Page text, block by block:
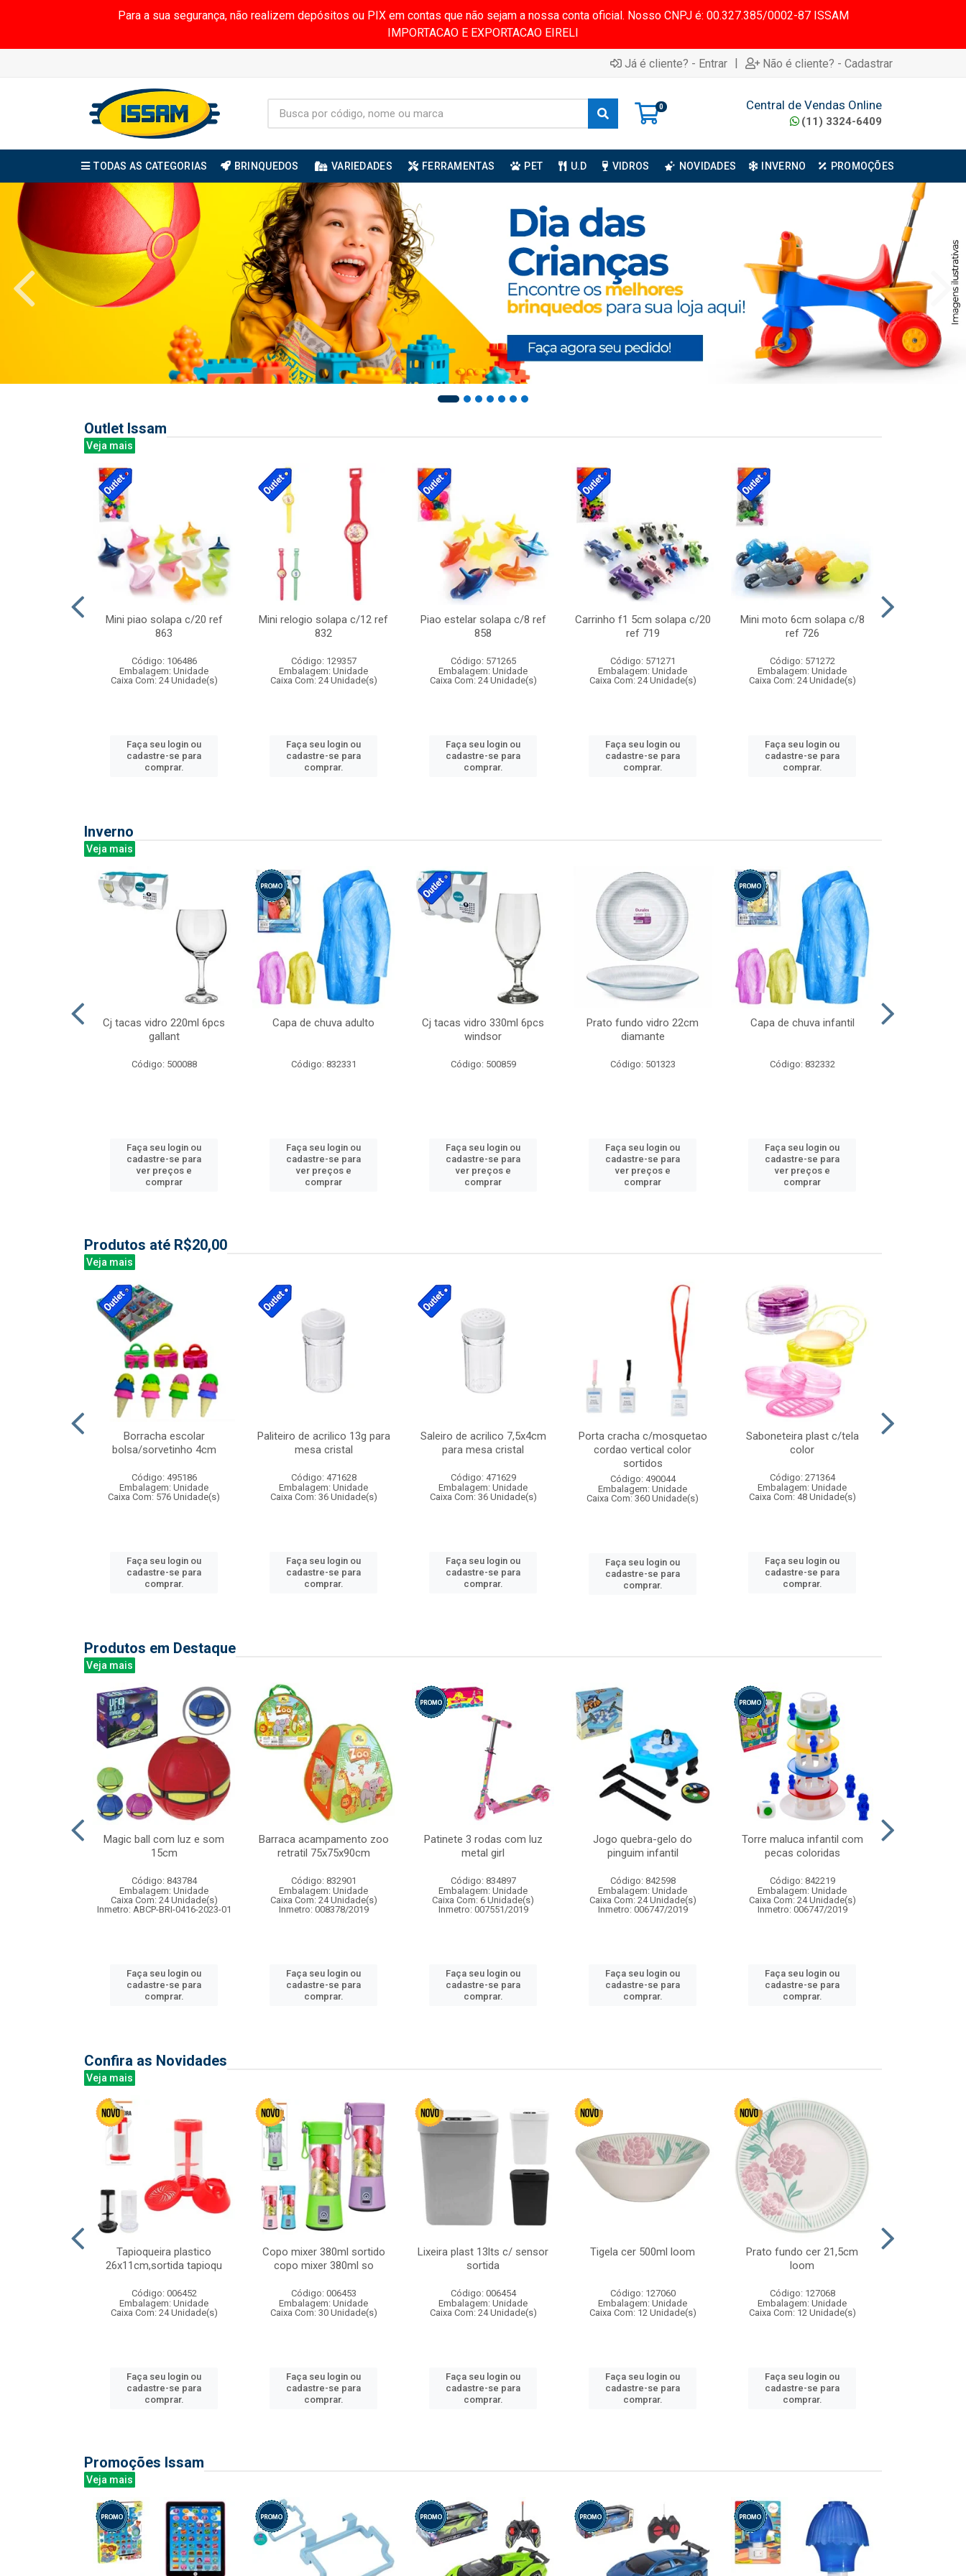
Para a sua segurança, não realizem depósitos ou PIX em contas que não sejam a nossa conta oficial. Nosso CNPJ é: 00.327.385/0002-87 ISSAM
IMPORTACAO E EXPORTACAO EIRELI
Já é cliente? - Entrar | Não é cliente? - Cadastrar
0 Central de Vendas Online
(11) 3324-6409
TODAS AS CATEGORIAS BRINQUEDOS VARIEDADES FERRAMENTAS PET U.D VIDROS NOVIDADES INVERNO PROMOÇÕES
Outlet Issam
Veja mais
Mini piao solapa c/20 ref
863
Código: 106486
Embalagem: Unidade
Caixa Com: 24 Unidade(s)
Faça seu login ou
cadastre-se para
comprar.
Mini relogio solapa c/12 ref
832
Código: 129357
Embalagem: Unidade
Caixa Com: 24 Unidade(s)
Faça seu login ou
cadastre-se para
comprar.
Piao estelar solapa c/8 ref
858
Código: 571265
Embalagem: Unidade
Caixa Com: 24 Unidade(s)
Faça seu login ou
cadastre-se para
comprar.
Carrinho f1 5cm solapa c/20
ref 719
Código: 571271
Embalagem: Unidade
Caixa Com: 24 Unidade(s)
Faça seu login ou
cadastre-se para
comprar.
Mini moto 6cm solapa c/8
ref 726
Código: 571272
Embalagem: Unidade
Caixa Com: 24 Unidade(s)
Faça seu login ou
cadastre-se para
comprar.
Inverno
Veja mais
Cj tacas vidro 220ml 6pcs
gallant
Código: 500088
Faça seu login ou
cadastre-se para
ver preços e
comprar
Capa de chuva adulto
Código: 832331
Faça seu login ou
cadastre-se para
ver preços e
comprar
Cj tacas vidro 330ml 6pcs
windsor
Código: 500859
Faça seu login ou
cadastre-se para
ver preços e
comprar
Prato fundo vidro 22cm
diamante
Código: 501323
Faça seu login ou
cadastre-se para
ver preços e
comprar
Capa de chuva infantil
Código: 832332
Faça seu login ou
cadastre-se para
ver preços e
comprar
Produtos até R$20,00
Veja mais
Borracha escolar
bolsa/sorvetinho 4cm
Código: 495186
Embalagem: Unidade
Caixa Com: 576 Unidade(s)
Faça seu login ou
cadastre-se para
comprar.
Paliteiro de acrilico 13g para
mesa cristal
Código: 471628
Embalagem: Unidade
Caixa Com: 36 Unidade(s)
Faça seu login ou
cadastre-se para
comprar.
Saleiro de acrilico 7,5x4cm
para mesa cristal
Código: 471629
Embalagem: Unidade
Caixa Com: 36 Unidade(s)
Faça seu login ou
cadastre-se para
comprar.
Porta cracha c/mosquetao
cordao vertical color
sortidos
Código: 490044
Embalagem: Unidade
Caixa Com: 360 Unidade(s)
Faça seu login ou
cadastre-se para
comprar.
Saboneteira plast c/tela
color
Código: 271364
Embalagem: Unidade
Caixa Com: 48 Unidade(s)
Faça seu login ou
cadastre-se para
comprar.
Produtos em Destaque
Veja mais
Magic ball com luz e som
15cm
Código: 843784
Embalagem: Unidade
Caixa Com: 24 Unidade(s)
Inmetro: ABCP-BRI-0416-2023-01
Faça seu login ou
cadastre-se para
comprar.
Barraca acampamento zoo
retratil 75x75x90cm
Código: 832901
Embalagem: Unidade
Caixa Com: 24 Unidade(s)
Inmetro: 008378/2019
Faça seu login ou
cadastre-se para
comprar.
Patinete 3 rodas com luz
metal girl
Código: 834897
Embalagem: Unidade
Caixa Com: 6 Unidade(s)
Inmetro: 007551/2019
Faça seu login ou
cadastre-se para
comprar.
Jogo quebra-gelo do
pinguim infantil
Código: 842598
Embalagem: Unidade
Caixa Com: 24 Unidade(s)
Inmetro: 006747/2019
Faça seu login ou
cadastre-se para
comprar.
Torre maluca infantil com
pecas coloridas
Código: 842219
Embalagem: Unidade
Caixa Com: 24 Unidade(s)
Inmetro: 006747/2019
Faça seu login ou
cadastre-se para
comprar.
Confira as Novidades
Veja mais
Tapioqueira plastico
26x11cm,sortida tapioqu
Código: 006452
Embalagem: Unidade
Caixa Com: 24 Unidade(s)
Faça seu login ou
cadastre-se para
comprar.
Copo mixer 380ml sortido
copo mixer 380ml so
Código: 006453
Embalagem: Unidade
Caixa Com: 30 Unidade(s)
Faça seu login ou
cadastre-se para
comprar.
Lixeira plast 13lts c/ sensor
sortida
Código: 006454
Embalagem: Unidade
Caixa Com: 24 Unidade(s)
Faça seu login ou
cadastre-se para
comprar.
Tigela cer 500ml loom
Código: 127060
Embalagem: Unidade
Caixa Com: 12 Unidade(s)
Faça seu login ou
cadastre-se para
comprar.
Prato fundo cer 21,5cm
loom
Código: 127068
Embalagem: Unidade
Caixa Com: 12 Unidade(s)
Faça seu login ou
cadastre-se para
comprar.
Promoções Issam
Veja mais